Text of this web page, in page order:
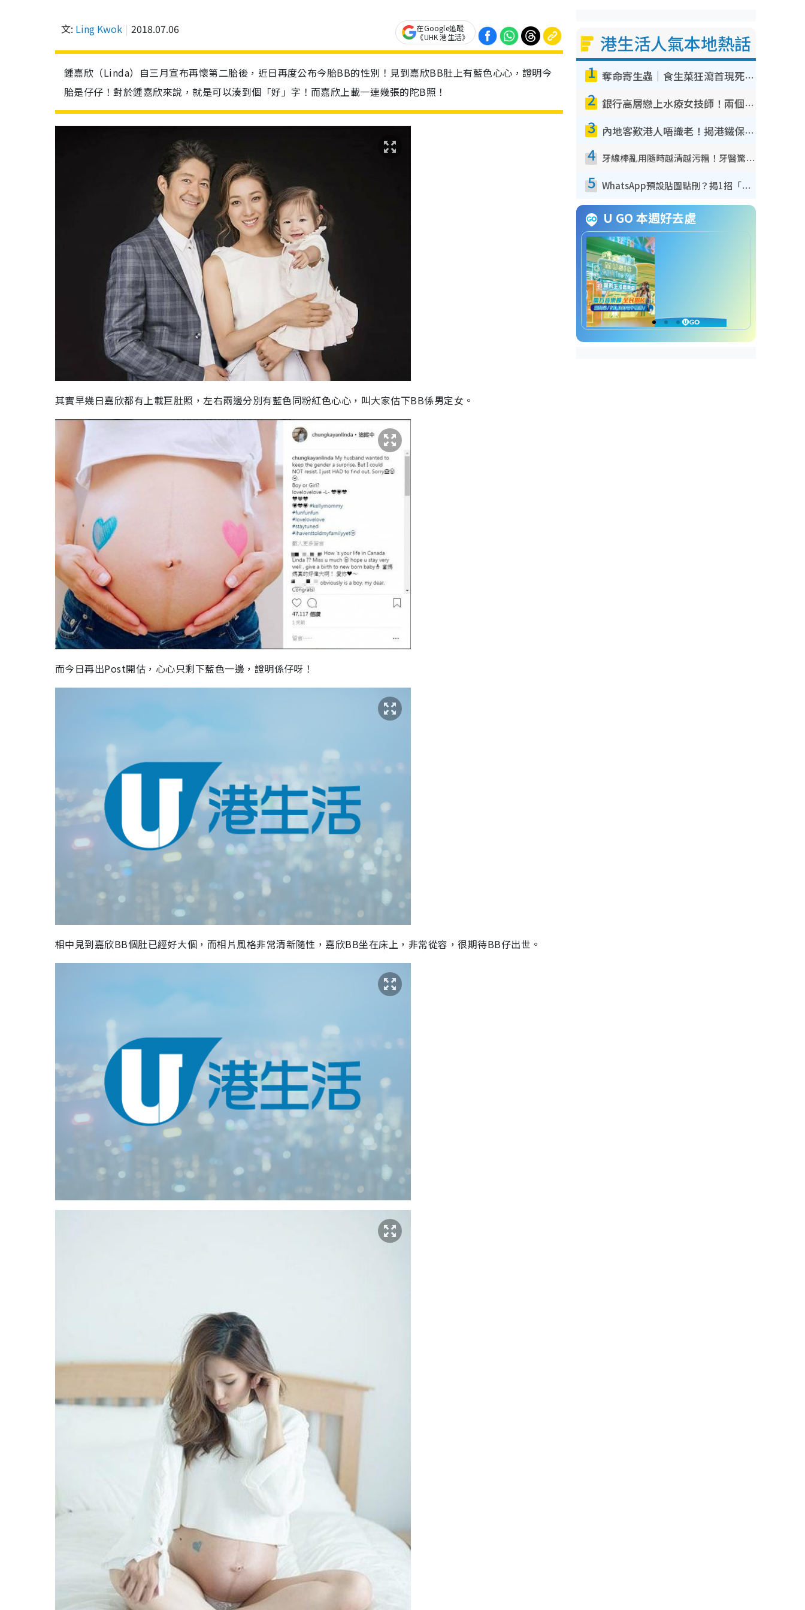
文: Ling Kwok 2018.07.06
在Google追蹤
《UHK 港生活》
鍾嘉欣（Linda）自三月宣布再懷第二胎後，近日再度公布今胎BB的性別！見到嘉欣BB肚上有藍色心心，證明今
胎是仔仔！對於鍾嘉欣來說，就是可以湊到個「好」字！而嘉欣上載一連幾張的陀B照！
其實早幾日嘉欣都有上載巨肚照，左右兩邊分別有藍色同粉紅色心心，叫大家估下BB係男定女。
而今日再出Post開估，心心只剩下藍色一邊，證明係仔呀！
相中見到嘉欣BB個肚已經好大個，而相片風格非常清新隨性，嘉欣BB坐在床上，非常從容，很期待BB仔出世。
港生活人氣本地熱話
1 奪命寄生蟲｜食生菜狂瀉首現死者！疫潮惡化錄1.8萬宗病例 揭洗菜3大謬誤
2 銀行高層戀上水療女技師！兩個月借128萬驚覺「沉船」沉落火海 揭背後疑似邪教操控賣淫
3 內地客歎港人唔識老！揭港鐵保鮮級冷氣 港人求放過：咪投訴
4 牙線棒亂用隨時越清越污糟！牙醫驚揭盲目過戶細菌恐致蛀牙：呢種先係日常真保養
5 WhatsApp預設貼圖點刪？揭1招「反向操作」還原簡潔介面 附3步實測教學
U GO 本週好去處